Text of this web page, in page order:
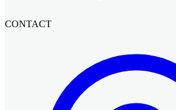
CONTACT